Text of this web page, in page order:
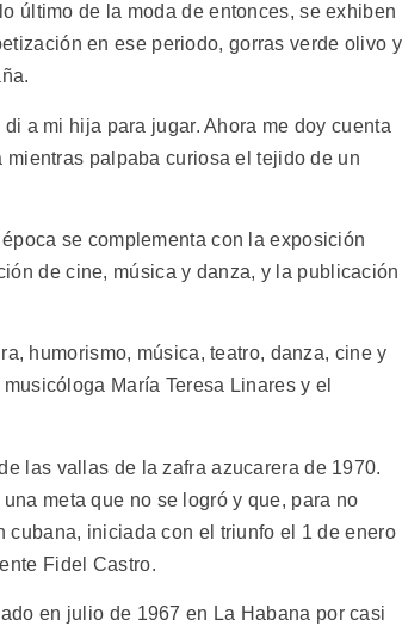
último de la moda de entonces, se exhiben
en ese periodo, gorras verde olivo y
a mi hija para jugar. Ahora me doy cuenta
mientras palpaba curiosa el tejido de un
se complementa con la exposición
de cine, música y danza, y la publicación
humorismo, música, teatro, danza, cine y
María Teresa Linares y el
las vallas de la zafra azucarera de 1970.
meta que no se logró y que, para no
cubana, iniciada con el triunfo el 1 de enero
Fidel Castro.
en julio de 1967 en La Habana por casi